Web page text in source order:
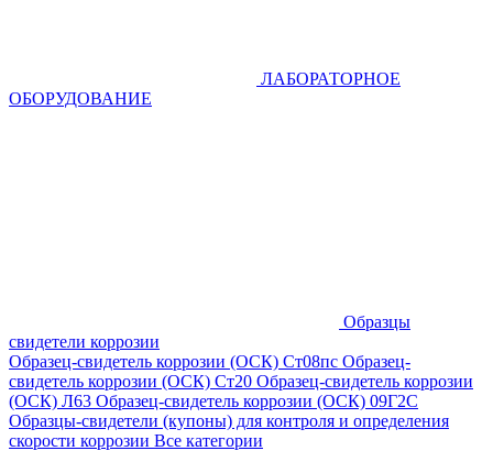
ЛАБОРАТОРНОЕ
ОБОРУДОВАНИЕ
Образцы
свидетели коррозии
Образец-свидетель коррозии (ОСК) Ст08пс Образец-
свидетель коррозии (ОСК) Ст20 Образец-свидетель коррозии
(ОСК) Л63 Образец-свидетель коррозии (ОСК) 09Г2С
Образцы-свидетели (купоны) для контроля и определения
скорости коррозии Все категории